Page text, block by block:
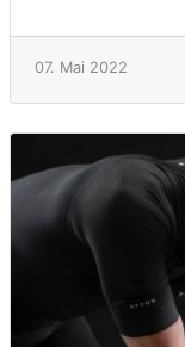
07. Mai 2022